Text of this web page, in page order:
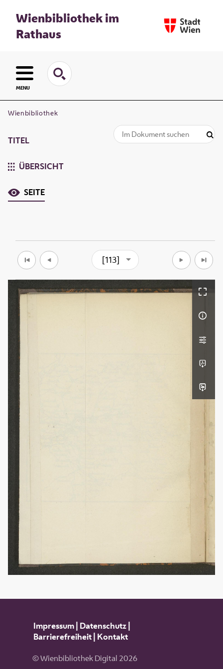
Wienbibliothek im
Rathaus
MENU
Wienbibliothek
TITEL
ÜBERSICHT
SEITE
[113]
Impressum| Datenschutz|
Barrierefreiheit| Kontakt
© Wienbibliothek Digital 2026